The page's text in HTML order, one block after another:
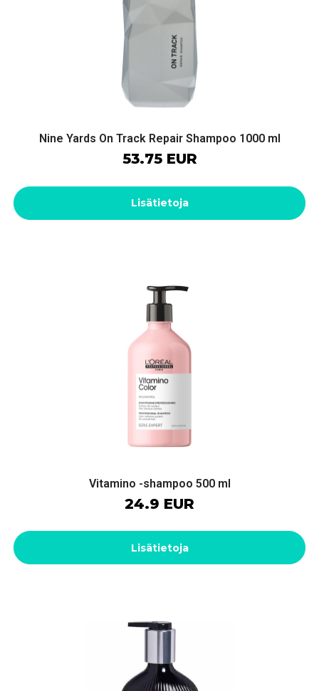
Nine Yards On Track Repair Shampoo 1000 ml
53.75 EUR
Lisätietoja
Vitamino -shampoo 500 ml
24.9 EUR
Lisätietoja